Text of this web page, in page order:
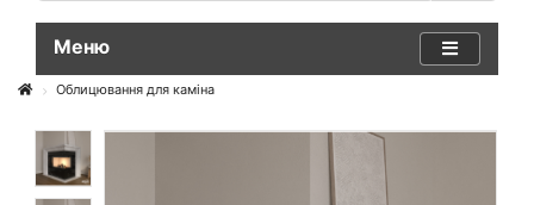
Меню
Облицювання для каміна